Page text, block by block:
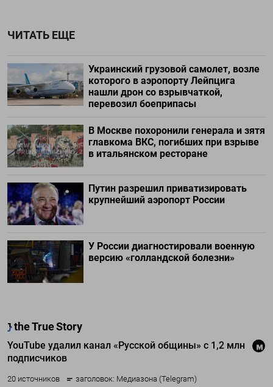
ЧИТАТЬ ЕЩЕ
Украинский грузовой самолет, возле
которого в аэропорту Лейпцига
нашли дрон со взрывчаткой,
перевозил боеприпасы
В Москве похоронили генерала и зятя
главкома ВКС, погибших при взрыве
в итальянском ресторане
Путин разрешил приватизировать
крупнейший аэропорт России
У России диагностировали военную
версию «голландской болезни»